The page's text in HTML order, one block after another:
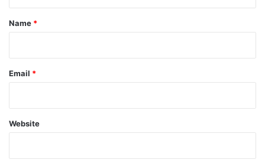
*
Name *
Email *
Website